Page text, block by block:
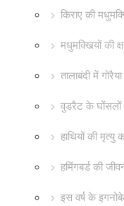
किराए की
मधुमक्खियों की
तालाबंदी में
वुडरैट के घोंसलों में
हाथियों की मृत्यु
हमिंगबर्ड की
इस वर्ष के